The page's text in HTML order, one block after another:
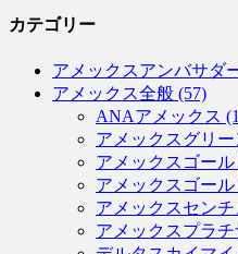
カテゴリー
アメックスアンバサダ
アメックス全般 (57)
ANAアメックス
アメックスグリー
アメックスゴール
アメックスゴー
アメックスセン
アメックスプラチ